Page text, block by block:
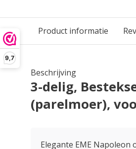
9,7
Product informatie
Beschrijving
3-delig,
(parelmoer),
Elegante EME